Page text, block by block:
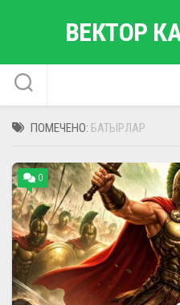
ВЕКТОР
ПОМЕЧЕНО: БАТЫРЛАР
0